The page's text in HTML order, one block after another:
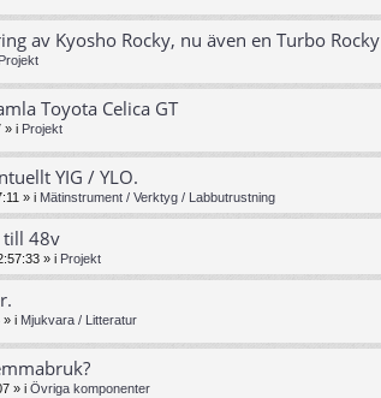
av Kyosho Rocky, nu även en Turbo Rocky
Projekt
Toyota Celica GT
» i Projekt
YIG / YLO.
» i Mätinstrument / Verktyg / Labbutrustning
till 48v
» i Projekt
» i Mjukvara / Litteratur
» i Övriga komponenter